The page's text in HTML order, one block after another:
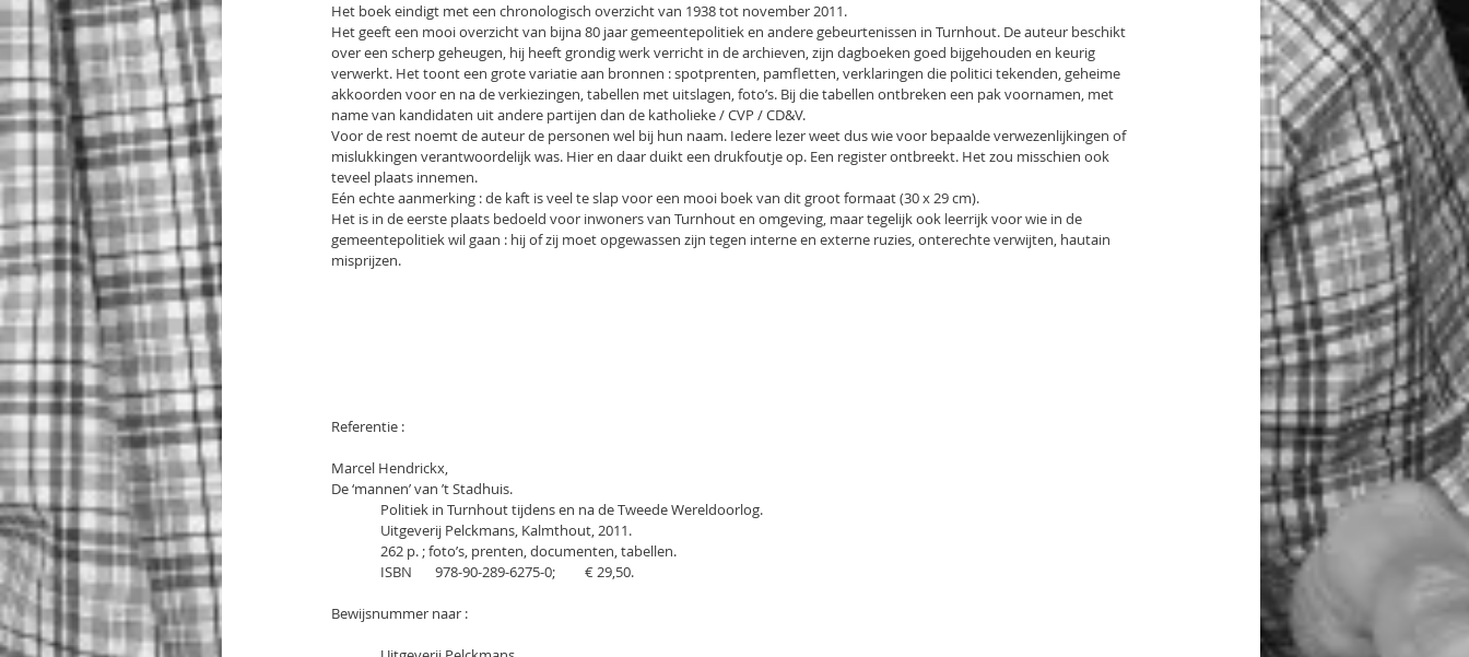
Het boek eindigt met een chronologisch overzicht van 1938 tot november 2011.
Het geeft een mooi overzicht van bijna 80 jaar gemeentepolitiek en andere gebeurtenissen in Turnhout. De auteur beschikt
over een scherp geheugen, hij heeft grondig werk verricht in de archieven, zijn dagboeken goed bijgehouden en keurig
verwerkt. Het toont een grote variatie aan bronnen : spotprenten, pamfletten, verklaringen die politici tekenden, geheime
akkoorden voor en na de verkiezingen, tabellen met uitslagen, foto’s. Bij die tabellen ontbreken een pak voornamen, met
name van kandidaten uit andere partijen dan de katholieke / CVP / CD&V.
Voor de rest noemt de auteur de personen wel bij hun naam. Iedere lezer weet dus wie voor bepaalde verwezenlijkingen of
mislukkingen verantwoordelijk was. Hier en daar duikt een drukfoutje op. Een register ontbreekt. Het zou misschien ook
teveel plaats innemen.
Eén echte aanmerking : de kaft is veel te slap voor een mooi boek van dit groot formaat (30 x 29 cm).
Het is in de eerste plaats bedoeld voor inwoners van Turnhout en omgeving, maar tegelijk ook leerrijk voor wie in de
gemeentepolitiek wil gaan : hij of zij moet opgewassen zijn tegen interne en externe ruzies, onterechte verwijten, hautain
misprijzen.
Referentie :
Marcel Hendrickx,
De ‘mannen’ van ’t Stadhuis.
               Politiek in Turnhout tijdens en na de Tweede Wereldoorlog.
               Uitgeverij Pelckmans, Kalmthout, 2011.
               262 p. ; foto’s, prenten, documenten, tabellen.
               ISBN       978-90-289-6275-0;         € 29,50.
Bewijsnummer naar :